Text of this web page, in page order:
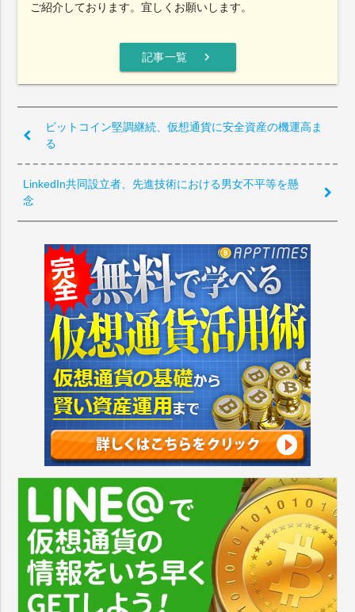
ご紹介しております。宜しくお願いします。
記事一覧 chevron_right
ビットコイン堅調継続、仮想通貨に安全資産の機運高ま
る
LinkedIn共同設立者、先進技術における男女不平等を懸
念